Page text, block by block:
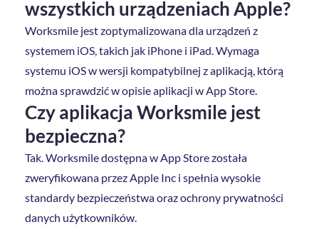
wszystkich urządzeniach Apple?
Worksmile jest zoptymalizowana dla urządzeń z
systemem iOS, takich jak iPhone i iPad. Wymaga
systemu iOS w wersji kompatybilnej z aplikacją, którą
można sprawdzić w opisie aplikacji w App Store.
Czy aplikacja Worksmile jest
bezpieczna?
Tak. Worksmile dostępna w App Store została
zweryfikowana przez Apple Inc i spełnia wysokie
standardy bezpieczeństwa oraz ochrony prywatności
danych użytkowników.